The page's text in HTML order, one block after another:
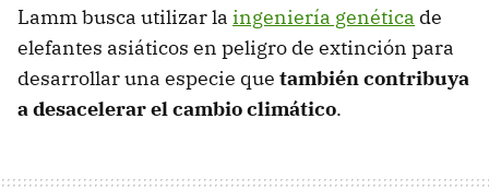
Lamm busca utilizar la ingeniería genética de
elefantes asiáticos en peligro de extinción para
desarrollar una especie que también contribuya
a desacelerar el cambio climático.